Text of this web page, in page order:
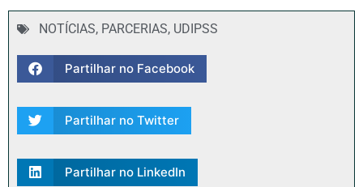
NOTÍCIAS, PARCERIAS, UDIPSS
Partilhar no Facebook
Partilhar no Twitter
Partilhar no LinkedIn